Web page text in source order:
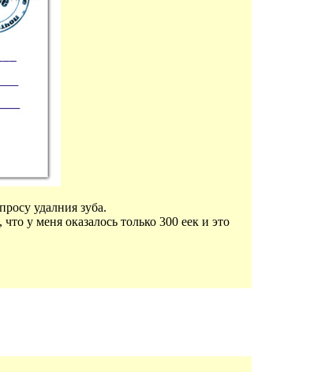
удалния зуба.
у меня оказалось только 300 еек и это